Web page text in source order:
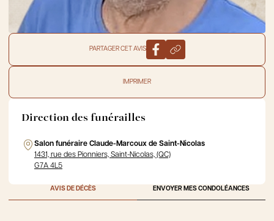
PARTAGER CET AVIS
IMPRIMER
Direction des funérailles
Salon funéraire Claude-Marcoux de Saint-Nicolas
1431, rue des Pionniers, Saint-Nicolas, (QC)
G7A 4L5
AVIS DE DÉCÈS ENVOYER MES CONDOLÉANCES